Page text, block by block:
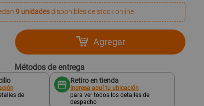
9 unidadesdisponibles de stock online
Agregar
Métodos de entrega
de
Retiro en tienda
Ingresa aquí tu ubicación
para ver todos los detalles de
despacho